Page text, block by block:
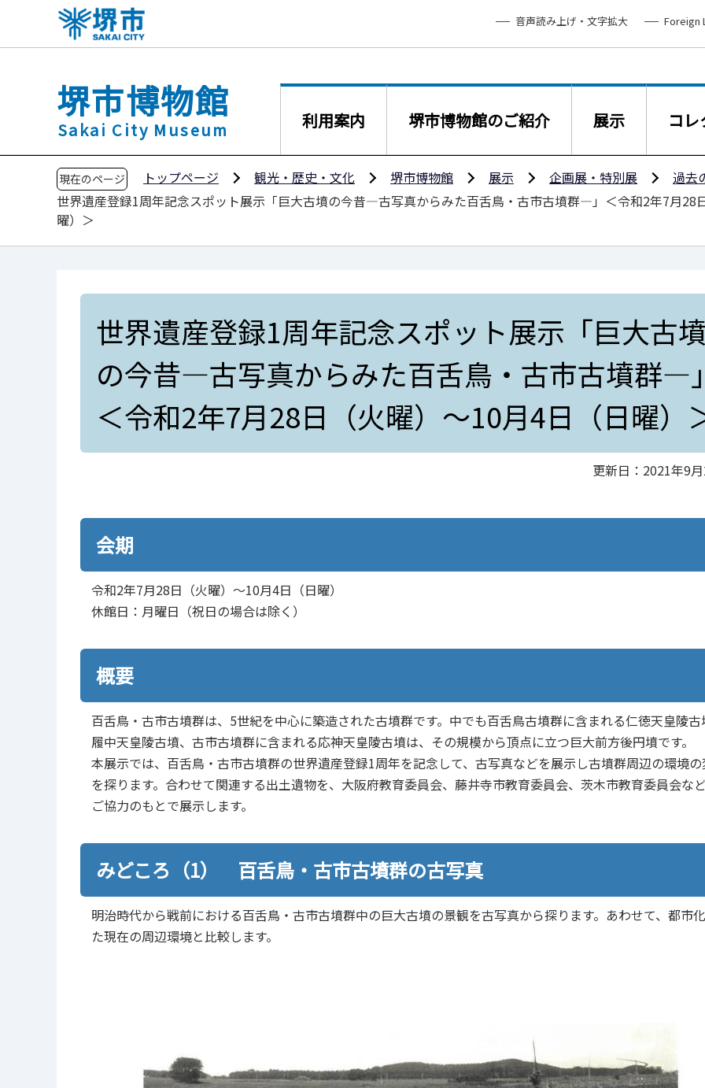
ペ
頭
音声読み上げ・文字拡大 Foreign
堺市博物館
Sakai City Museum 利用案内 堺市博物館のご紹介 展示 コ
現在のページ トップページ 観光・歴史・文化 堺市博物館 展示 企画展・特別展
過去
世界遺産登録1周年記念スポット展示「巨大古墳の今昔―古写真からみた百舌鳥・古市古墳群―」＜令和2年7月28
曜）＞
世界遺産登録1周年記念スポット展示「巨大古
の今昔―古写真からみた百舌鳥・古市古墳群―
＜令和2年7月28日（火曜）～10月4日（日曜）
更新日：2021年9
会期
令和2年7月28日（火曜）～10月4日（日曜）
休館日：月曜日（祝日の場合は除く）
概要
百舌鳥・古市古墳群は、5世紀を中心に築造された古墳群です。中でも百舌鳥古墳群に含まれる仁徳天皇陵古
履中天皇陵古墳、古市古墳群に含まれる応神天皇陵古墳は、その規模から頂点に立つ巨大前方後円墳です。
本展示では、百舌鳥・古市古墳群の世界遺産登録1周年を記念して、古写真などを展示し古墳群周辺の環境
を探ります。合わせて関連する出土遺物を、大阪府教育委員会、藤井寺市教育委員会、茨木市教育委員会な
ご協力のもとで展示します。
みどころ（1） 百舌鳥・古市古墳群の古写真
明治時代から戦前における百舌鳥・古市古墳群中の巨大古墳の景観を古写真から探ります。あわせて、都市
た現在の周辺環境と比較します。